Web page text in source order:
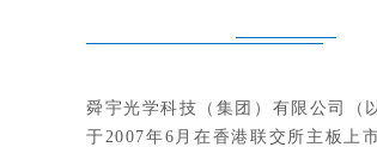
舜宇光学科技（集团）有限公司（
于2007年6月在香港联交所主板上